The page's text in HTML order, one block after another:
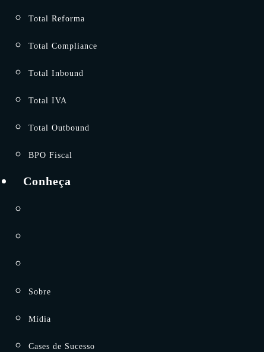
Total Reforma
Total Compliance
Total Inbound
Total IVA
Total Outbound
BPO Fiscal
Conheça
Sobre
Mídia
Cases de Sucesso